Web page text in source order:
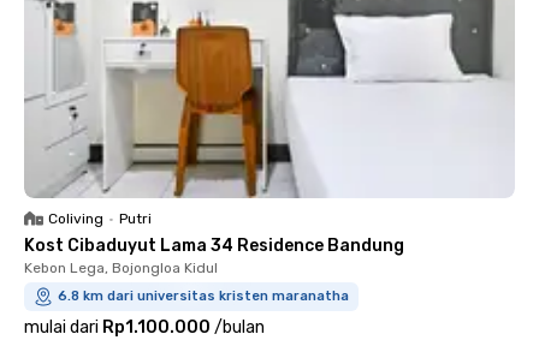
Coliving • Putri
Kost Cibaduyut Lama 34 Residence Bandung
Kebon Lega, Bojongloa Kidul
6.8 km dari universitas kristen maranatha
mulai dari Rp1.100.000 /bulan